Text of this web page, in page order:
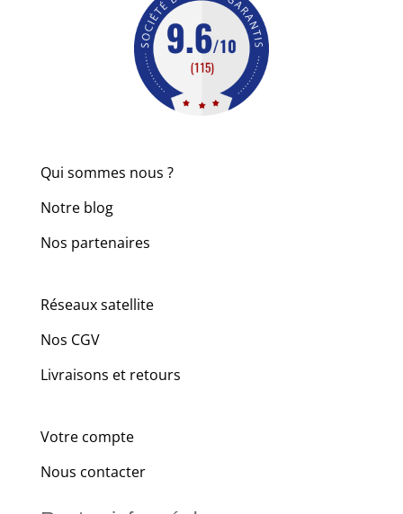
Qui sommes nous ?
Notre blog
Nos partenaires
Réseaux satellite
Nos CGV
Livraisons et retours
Votre compte
Nous contacter